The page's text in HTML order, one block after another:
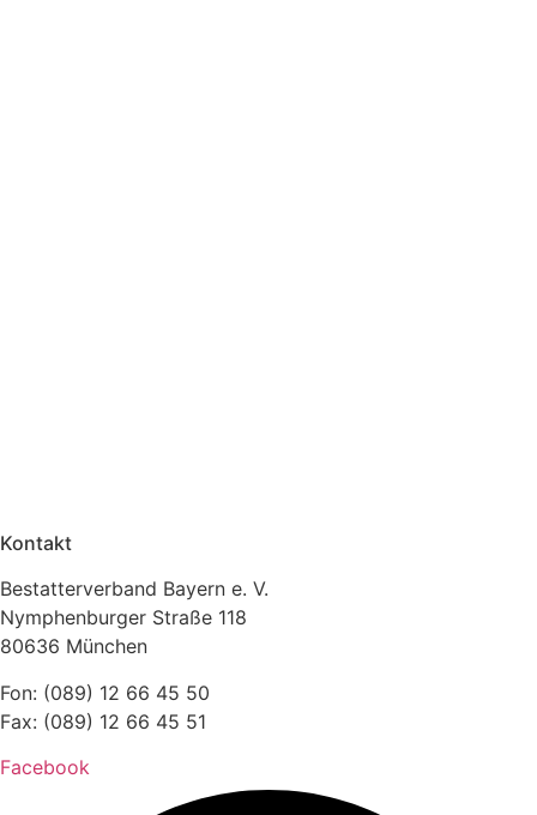
Kontakt
Bestatterverband Bayern e. V.
Nymphenburger Straße 118
80636 München
Fon: (089) 12 66 45 50
Fax: (089) 12 66 45 51
Facebook